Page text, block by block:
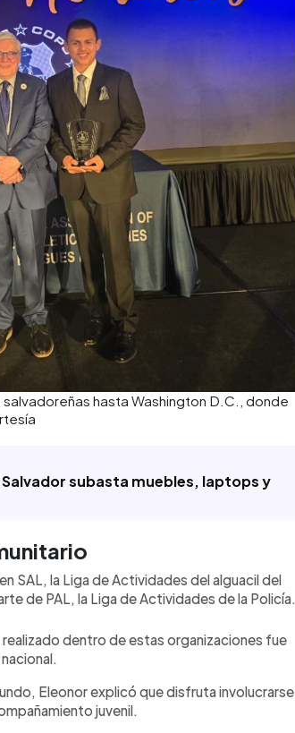
salvadoreñas hasta Washington D.C., donde
Salvador subasta muebles, laptops y
SAL, la Liga de Actividades del alguacil del
de PAL, la Liga de Actividades de la Policía.
dentro de estas organizaciones fue
Eleonor explicó que disfruta involucrarse
juvenil.